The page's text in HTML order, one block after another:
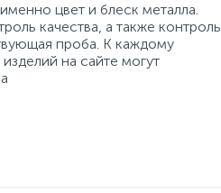
цвет и блеск металла.
качества, а также контроль
проба. К каждому
на сайте могут